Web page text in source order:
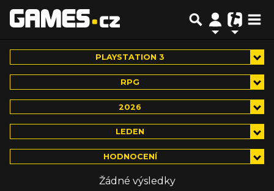
PLAYSTATION 3
RPG
2026
LEDEN
HODNOCENÍ
Žádné výsledky